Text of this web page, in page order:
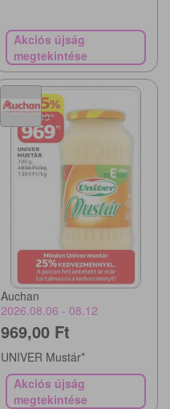
Akciós újság
megtekintése
Auchan
2026.08.06 - 08.12
969,00 Ft
UNIVER Mustár*
Akciós újság
megtekintése